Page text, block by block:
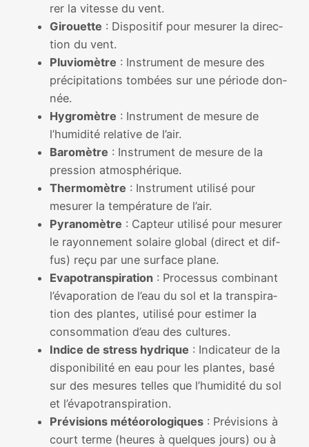
rer la vitesse du vent.
Girouette : Dispositif pour mesu­rer la direc­
tion du vent.
Pluviomètre : Instrument de mesure des
pré­ci­pi­ta­tions tom­bées sur une période don­
née.
Hygromètre : Instrument de mesure de
l’humidité rela­tive de l’air.
Baromètre : Instrument de mesure de la
pres­sion atmo­sphé­rique.
Thermomètre : Instrument uti­li­sé pour
mesu­rer la tem­pé­ra­ture de l’air.
Pyranomètre : Capteur uti­li­sé pour mesu­rer
le rayon­ne­ment solaire glo­bal (direct et dif­
fus) reçu par une sur­face plane.
Evapotranspiration : Processus com­bi­nant
l’évaporation de l’eau du sol et la trans­pi­ra­
tion des plantes, uti­li­sé pour esti­mer la
consom­ma­tion d’eau des cultures.
Indice de stress hydrique : Indicateur de la
dis­po­ni­bi­li­té en eau pour les plantes, basé
sur des mesures telles que l’humidité du sol
et l’évapotranspiration.
Prévisions météo­ro­lo­giques : Prévisions à
court terme (heures à quelques jours) ou à